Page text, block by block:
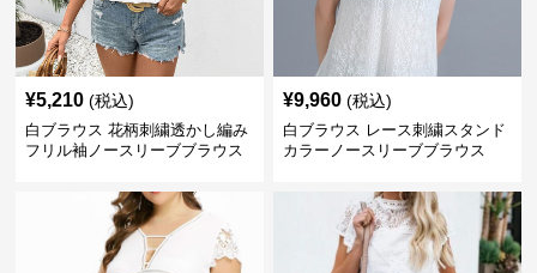
¥5,210 (税込)
白ブラウス 花柄刺繍透かし編み
フリル袖ノースリーブブラウス
¥9,960 (税込)
白ブラウス レース刺繍スタンド
カラーノースリーブブラウス